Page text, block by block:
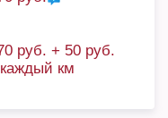
руб. + 50 руб.
км